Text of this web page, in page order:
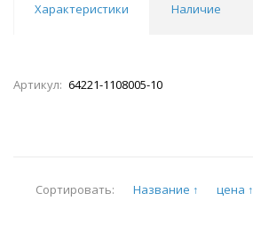
Характеристики Наличие
Артикул: 64221-1108005-10
Сортировать: Название ↑ цена ↑